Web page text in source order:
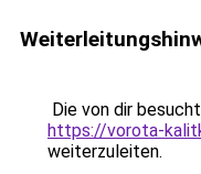
Die von dir
https://vorota-
weiterzuleiten.